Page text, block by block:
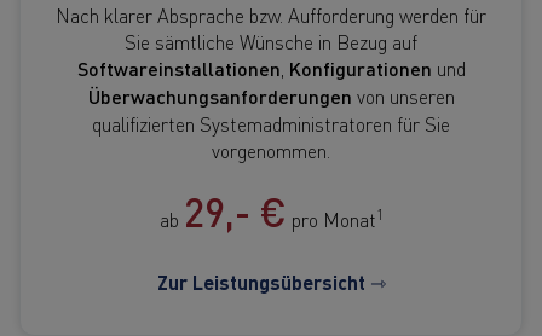
Nach klarer Absprache bzw. Aufforderung werden für
Sie sämtliche Wünsche in Bezug auf
Softwareinstallationen Konfigurationen und
Überwachungsanforderungen von unseren
qualifizierten Systemadministratoren für Sie
vorgenommen.
ab 29,- € pro Monat1
Zur Leistungsübersicht ⇾